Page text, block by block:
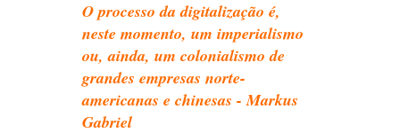
O processo da digitalização é,
neste momento, um imperialismo
ou, ainda, um colonialismo de
grandes empresas norte-
americanas e chinesas - Markus
Gabriel